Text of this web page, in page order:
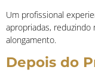
Um profissional
apropriadas,
alongamento.
Depois do